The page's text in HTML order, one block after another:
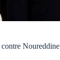
Noureddine